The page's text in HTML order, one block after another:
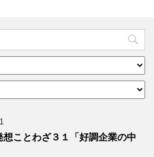
想ことわざ３１「好調企業の中